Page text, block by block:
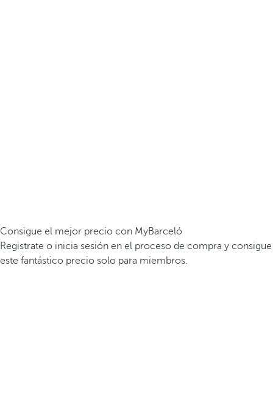
Consigue el mejor precio con MyBarceló
Registrate o inicia sesión en el proceso de compra y consigue
este fantástico precio solo para miembros.